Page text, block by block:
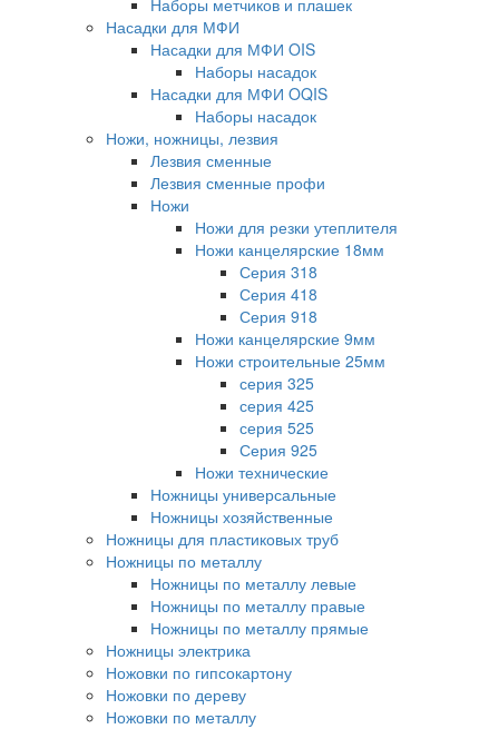
Наборы метчиков и плашек
Насадки для МФИ
Насадки для МФИ OIS
Наборы насадок
Насадки для МФИ OQIS
Наборы насадок
Ножи, ножницы, лезвия
Лезвия сменные
Лезвия сменные профи
Ножи
Ножи для резки утеплителя
Ножи канцелярские 18мм
Серия 318
Серия 418
Серия 918
Ножи канцелярские 9мм
Ножи строительные 25мм
серия 325
серия 425
серия 525
Серия 925
Ножи технические
Ножницы универсальные
Ножницы хозяйственные
Ножницы для пластиковых труб
Ножницы по металлу
Ножницы по металлу левые
Ножницы по металлу правые
Ножницы по металлу прямые
Ножницы электрика
Ножовки по гипсокартону
Ножовки по дереву
Ножовки по металлу